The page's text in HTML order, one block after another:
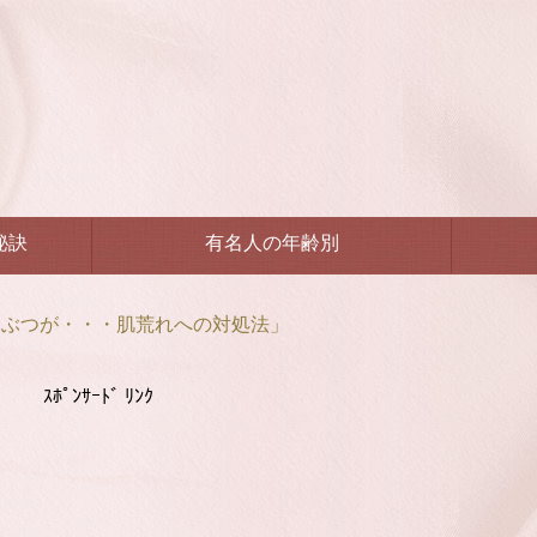
訣 有名人の年齢別
つが・・・肌荒れへの対処法」
ｽﾎﾟﾝｻｰﾄﾞ ﾘﾝｸ